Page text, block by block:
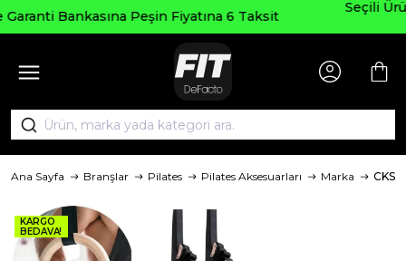
6 Taksit
Seçili Ürünlerde ₺2000 Üzeri ₺200
AGUSTOS200
Ana Sayfa Branşlar Pilates Pilates Aksesuarları Marka
KARGO
BEDAVA!